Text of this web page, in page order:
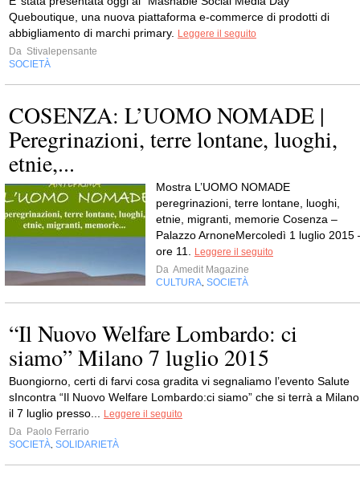
Queboutique, una nuova piattaforma e-commerce di prodotti di
abbigliamento di marchi primary.
Leggere il seguito
Da Stivalepensante
SOCIETÀ
COSENZA: L’UOMO NOMADE |
Peregrinazioni, terre lontane, luoghi,
etnie,...
Mostra L’UOMO NOMADE
peregrinazioni, terre lontane, luoghi,
etnie, migranti, memorie Cosenza –
Palazzo ArnoneMercoledì 1 luglio 2015
ore 11.
Leggere il seguito
Da Amedit Magazine
CULTURA SOCIETÀ
“Il Nuovo Welfare Lombardo: ci
siamo” Milano 7 luglio 2015
Buongiorno, certi di farvi cosa gradita vi segnaliamo l’evento Salute
sIncontra “Il Nuovo Welfare Lombardo:ci siamo” che si terrà a Milano
il 7 luglio presso...
Leggere il seguito
Da Paolo Ferrario
SOCIETÀ SOLIDARIETÀ